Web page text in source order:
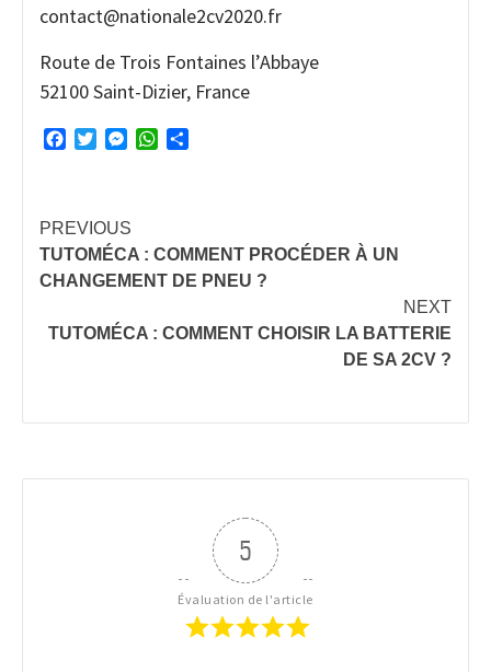
contact@nationale2cv2020.fr
Route de Trois Fontaines l’Abbaye
52100 Saint-Dizier, France
FacebookTwitterMessengerWhatsApp
Continue
Reading
PREVIOUS
TUTOMÉCA : COMMENT PROCÉDER À UN
CHANGEMENT DE PNEU ?
NEXT
TUTOMÉCA : COMMENT CHOISIR LA BATTERIE
DE SA 2CV ?
5
Évaluation de l'article